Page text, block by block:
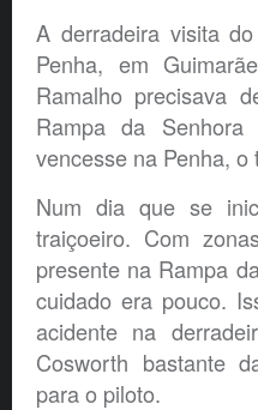
A derradeira visita
Penha, em
Ramalho precisava
Rampa da
vencesse na Penha,
Num dia que se
traiçoeiro. Com
presente na Rampa
cuidado era pouco.
acidente na
Cosworth bastante
para o piloto.